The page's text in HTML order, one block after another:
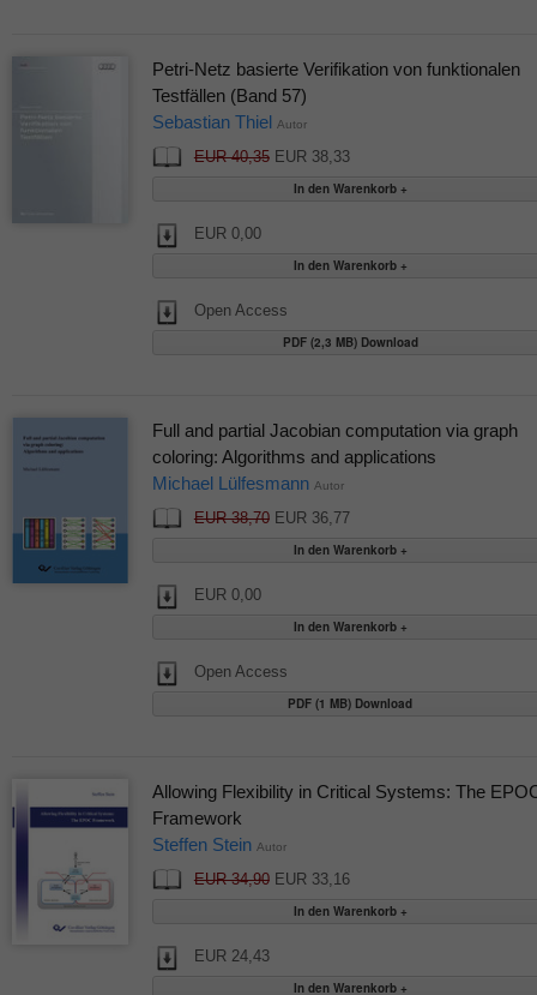
Petri-Netz basierte Verifikation von funktionalen
Testfällen (Band 57)
Sebastian Thiel Autor
EUR 40,35EUR 38,33
EUR 0,00
Open Access
PDF (2,3 MB) Download
Full and partial Jacobian computation via graph
coloring: Algorithms and applications
Michael Lülfesmann Autor
EUR 38,70EUR 36,77
EUR 0,00
Open Access
PDF (1 MB) Download
Allowing Flexibility in Critical Systems: The
Framework
Steffen Stein Autor
EUR 34,90EUR 33,16
EUR 24,43